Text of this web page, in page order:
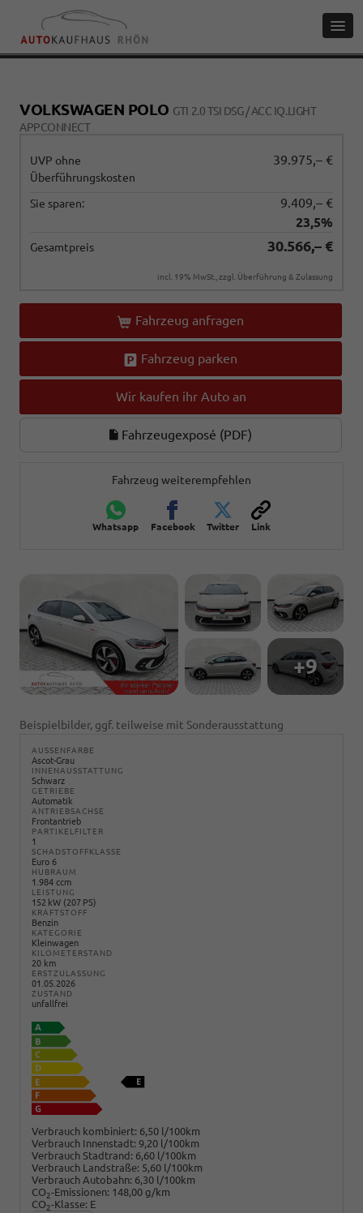
VOLKSWAGEN POLO GTI 2.0 TSI DSG / ACC IQ.LIGHT
APPCONNECT
UVP ohne
Überführungskosten
39.975,– €
Sie sparen:
9.409,– €
23,5%
Gesamtpreis 30.566,– €
incl. 19% MwSt., zzgl. Überführung & Zulassung
Fahrzeug anfragen
Fahrzeug parken
Wir kaufen ihr Auto an
Fahrzeugexposé (PDF)
Fahrzeug weiterempfehlen
Whatsapp Facebook Twitter Link
+9
Beispielbilder, ggf. teilweise mit Sonderausstattung
AUSSENFARBE
Ascot-Grau
INNENAUSSTATTUNG
Schwarz
GETRIEBE
Automatik
ANTRIEBSACHSE
Frontantrieb
PARTIKELFILTER
1
SCHADSTOFFKLASSE
Euro 6
HUBRAUM
1.984 ccm
LEISTUNG
152 kW (207 PS)
KRAFTSTOFF
Benzin
KATEGORIE
Kleinwagen
KILOMETERSTAND
20 km
ERSTZULASSUNG
01.05.2026
ZUSTAND
unfallfrei
Verbrauch kombiniert: 6,50 l/100km
Verbrauch Innenstadt: 9,20 l/100km
Verbrauch Stadtrand: 6,60 l/100km
Verbrauch Landstraße: 5,60 l/100km
Verbrauch Autobahn: 6,30 l/100km
CO2-Emissionen: 148,00 g/km
CO2-Klasse: E